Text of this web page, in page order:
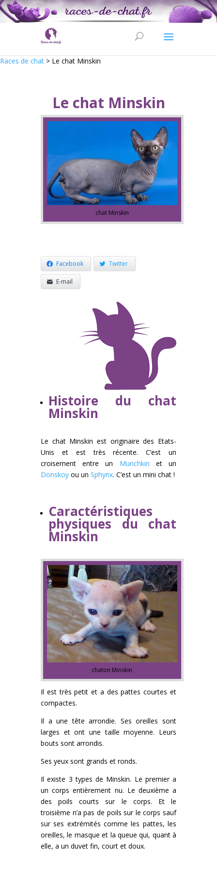
Races de chat > Le chat Minskin
Le chat Minskin
chat Minskin
Facebook Twitter
E-mail
Histoire du chat
Minskin
Le chat Minskin est originaire des Etats-
Unis et est très récente. C’est un
croisement entre un Munchkin et un
Donskoy ou un Sphynx. C’est un mini chat !
Caractéristiques
physiques du chat
Minskin
chaton Minskin
Il est très petit et a des pattes courtes et
compactes.
Il a une tête arrondie. Ses oreilles sont
larges et ont une taille moyenne. Leurs
bouts sont arrondis.
Ses yeux sont grands et ronds.
Il existe 3 types de Minskin. Le premier a
un corps entièrement nu. Le deuxième a
des poils courts sur le corps. Et le
troisième n’a pas de poils sur le corps sauf
sur ses extrémités comme les pattes, les
oreilles, le masque et la queue qui, quant à
elle, a un duvet fin, court et doux.